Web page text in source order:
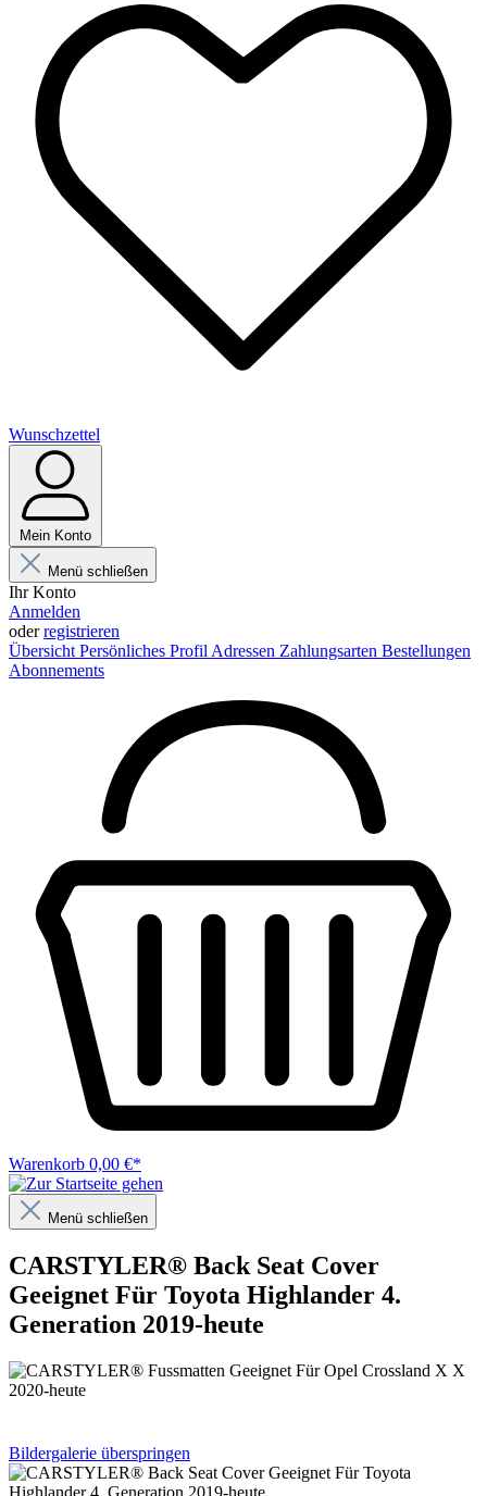
Wunschzettel
Mein Konto
Menü schließen
Ihr Konto
Anmelden
oderregistrieren
Übersicht Persönliches Profil Adressen Zahlungsarten Bestellungen
Abonnements
Warenkorb 0,00 €*
Menü schließen
CARSTYLER® Back Seat Cover
Geeignet Für Toyota Highlander 4.
Generation 2019-heute
Bildergalerie überspringen